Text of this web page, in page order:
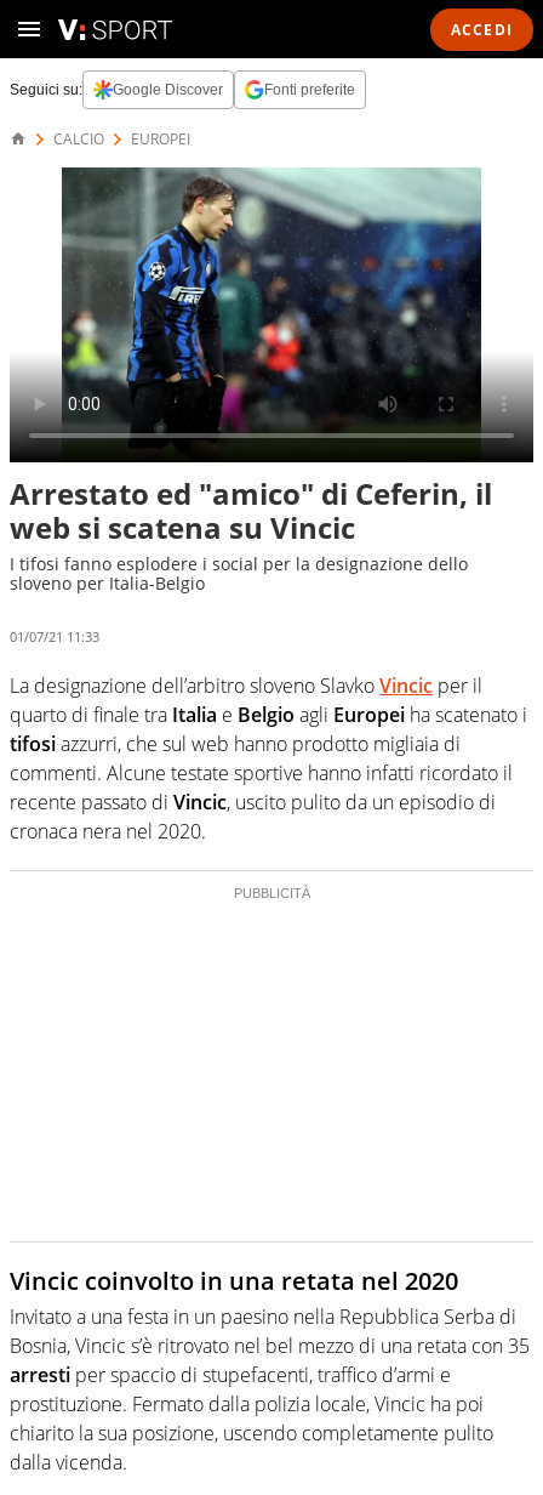
ACCEDI
Seguici su: Google Discover Fonti preferite
CALCIO EUROPEI
Arrestato ed "amico" di Ceferin, il
web si scatena su Vincic
I tifosi fanno esplodere i social per la designazione dello
sloveno per Italia-Belgio
01/07/21 11:33
La designazione dell’arbitro sloveno SlavkoVincic per il
quarto di finale tra Italia e Belgio agli Europei ha scatenato i
tifosiazzurri, che sul web hanno prodotto migliaia di
commenti. Alcune testate sportive hanno infatti ricordato il
recente passato di Vincic, uscito pulito da un episodio di
cronaca nera nel 2020.
Vincic coinvolto in una retata nel 2020
Invitato a una festa in un paesino nella Repubblica Serba di
Bosnia, Vincic s’è ritrovato nel bel mezzo di una retata con 35
arresti per spaccio di stupefacenti, traffico d’armi e
prostituzione. Fermato dalla polizia locale, Vincic ha poi
chiarito la sua posizione, uscendo completamente pulito
dalla vicenda.